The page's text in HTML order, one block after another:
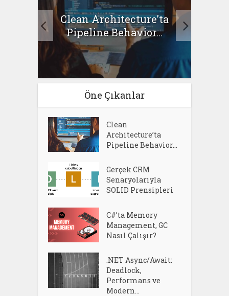
Clean Architecture’ta
Pipeline Behavior...
Öne Çıkanlar
Clean
Architecture’ta
Pipeline Behavior...
Gerçek CRM
Senaryolarıyla
SOLID Prensipleri
C#’ta Memory
Management, GC
Nasıl Çalışır?
.NET Async/Await:
Deadlock,
Performans ve
Modern...